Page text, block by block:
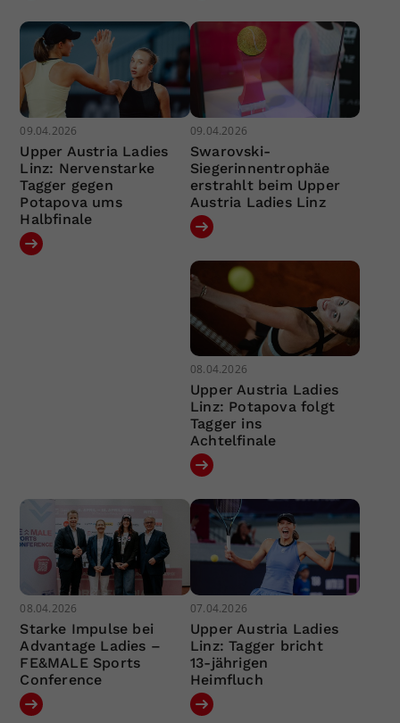
09.04.2026
Upper Austria Ladies
Linz: Nervenstarke
Tagger gegen
Potapova ums
Halbfinale
09.04.2026
Swarovski-
Siegerinnentrophäe
erstrahlt beim Upper
Austria Ladies Linz
08.04.2026
Upper Austria Ladies
Linz: Potapova folgt
Tagger ins
Achtelfinale
08.04.2026
Starke Impulse bei
Advantage Ladies –
FE&MALE Sports
Conference
07.04.2026
Upper Austria Ladies
Linz: Tagger bricht
13-jährigen
Heimfluch